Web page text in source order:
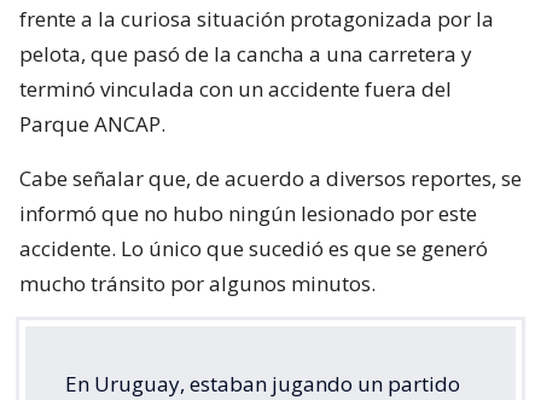
frente a la curiosa situación protagonizada por la
pelota, que pasó de la cancha a una carretera y
terminó vinculada con un accidente fuera del
Parque ANCAP.
Cabe señalar que, de acuerdo a diversos reportes, se
informó que no hubo ningún lesionado por este
accidente. Lo único que sucedió es que se generó
mucho tránsito por algunos minutos.
En Uruguay, estaban jugando un partido